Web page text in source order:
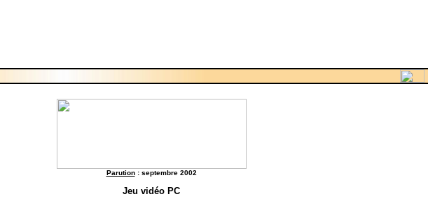
Parution: septembre 2002
Jeu vidéo PC